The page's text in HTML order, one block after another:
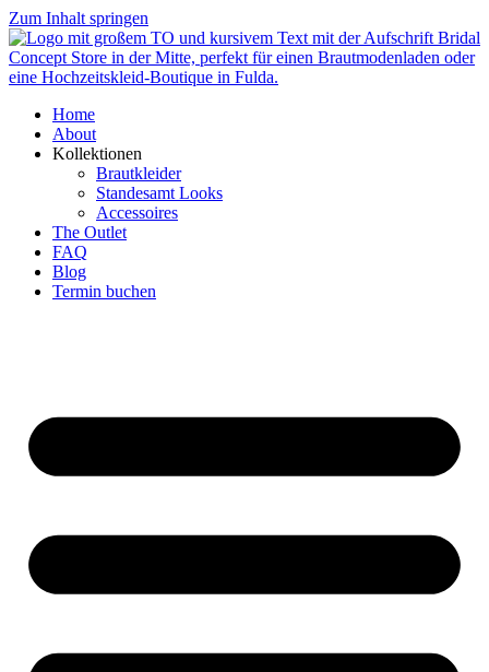
Zum Inhalt springen
Home
About
Kollektionen
Brautkleider
Standesamt Looks
Accessoires
The Outlet
FAQ
Blog
Termin buchen